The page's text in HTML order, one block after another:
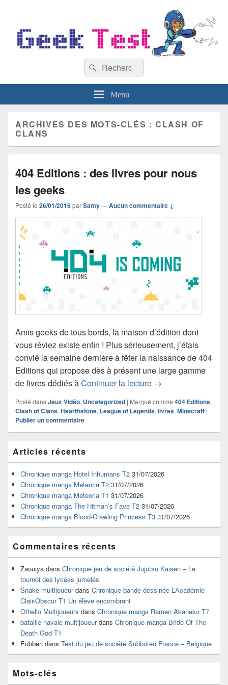
Recherche :
Rechercher
Menu
ARCHIVES DES MOTS-CLÉS :CLASH OF
CLANS
404 Editions : des livres pour nous
les geeks
Posté le 26/01/2016parSamy—Aucun commentaire ↓
Amis geeks de tous bords, la maison d’édition dont
vous rêviez existe enfin ! Plus sérieusement, j’étais
convié la semaine dernière à fêter la naissance de 404
Editions qui propose dès à présent une large gamme
de livres dédiés àContinuer la lecture 404 Editions : des
→
Posté dansJeux Vidéo, Uncategorized | Marqué comme 404 Editions,
Clash of Clans, Hearthstone, League of Legends, livres, Minecraft |
Publier un commentaire
principale
de
widget
pour
barre
latérale
Articles récents
Chronique manga Hotel Inhumans T2 31/07/2026
Chronique manga Meteoria T2 31/07/2026
Chronique manga Meteoria T1 31/07/2026
Chronique manga The Hitman’s Fave T2 31/07/2026
Chronique manga Blood-Crawling Princess T3 31/07/2026
Commentaires récents
Zaouiya dans Chronique jeu de société Jujutsu Kaisen – Le
tournoi des lycées jumelés
Snake multijoueurdans Chronique bande dessinée L’Académie
Clair-Obscur T1 Un élève encombrant
Othello Multijoueurs dans Chronique manga Ramen Akaneko T7
bataille navale multijoueurdans Chronique manga Bride Of The
Death God T1
Eubben dans Test du jeu de société Subbuteo France – Belgique
Mots-clés